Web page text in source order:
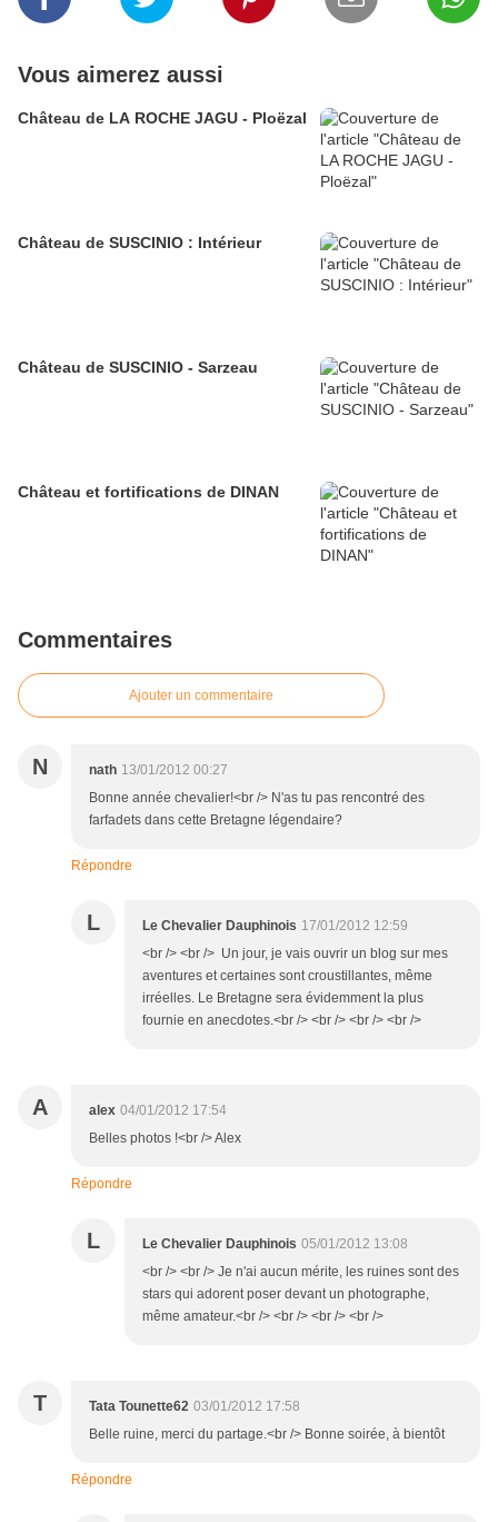
Vous aimerez aussi
Château de LA ROCHE JAGU - Ploëzal
Château de SUSCINIO : Intérieur
Château de SUSCINIO - Sarzeau
Château et fortifications de DINAN
Commentaires
Ajouter un commentaire
N nath 13/01/2012 00:27
Bonne année chevalier!<br /> N'as tu pas rencontré des
farfadets dans cette Bretagne légendaire?
Répondre
L Le Chevalier Dauphinois 17/01/2012 12:59
<br /> <br /> Un jour, je vais ouvrir un blog sur mes
aventures et certaines sont croustillantes, même
irréelles. Le Bretagne sera évidemment la plus
fournie en anecdotes.<br /> <br /> <br /> <br />
A alex 04/01/2012 17:54
Belles photos !<br /> Alex
Répondre
L Le Chevalier Dauphinois 05/01/2012 13:08
<br /> <br /> Je n'ai aucun mérite, les ruines sont des
stars qui adorent poser devant un photographe,
même amateur.<br /> <br /> <br /> <br />
T Tata Tounette62 03/01/2012 17:58
Belle ruine, merci du partage.<br /> Bonne soirée, à bientôt
Répondre